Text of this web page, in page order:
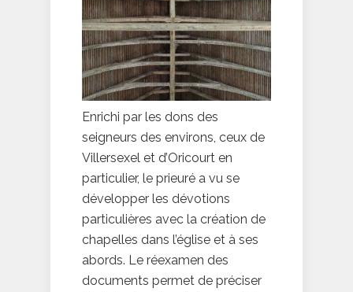
Enrichi par les dons des
seigneurs des environs, ceux de
Villersexel et d’Oricourt en
particulier, le prieuré a vu se
développer les dévotions
particulières avec la création de
chapelles dans l’église et à ses
abords. Le réexamen des
documents permet de préciser